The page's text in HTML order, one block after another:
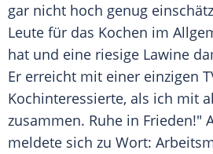
gar nicht hoch genug
Leute für das Kochen im
hat und eine riesige Lawine
Er erreicht mit einer einzigen
Kochinteressierte, als ich mit
zusammen. Ruhe in Frieden!"
meldete sich zu Wort: